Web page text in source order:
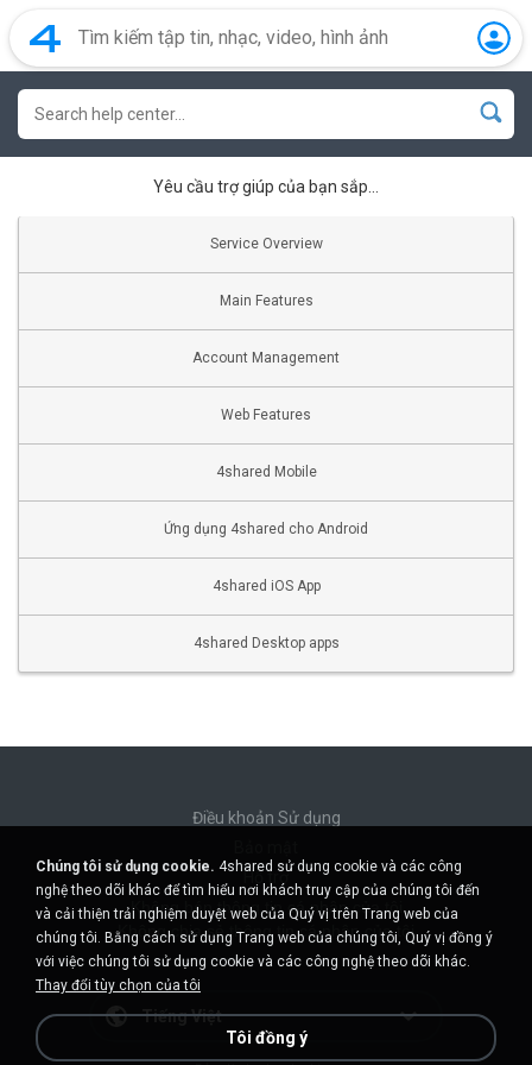
Yêu cầu trợ giúp của bạn sắp…
Service Overview
Main Features
Account Management
Web Features
4shared Mobile
Ứng dụng 4shared cho Android
4shared iOS App
4shared Desktop apps
Điều khoản Sử dụng
Hỗ trợ
Không bán thông tin cá nhân của tôi
Không chia sẻ thông tin cá nhân của tôi
Tiếng Việt
Chúng tôi sử dụng cookie. 4shared sử dụng cookie và các công
nghệ theo dõi khác để tìm hiểu nơi khách truy cập của chúng tôi đến
và cải thiện trải nghiệm duyệt web của Quý vị trên Trang web của
chúng tôi. Bằng cách sử dụng Trang web của chúng tôi, Quý vị đồng ý
với việc chúng tôi sử dụng cookie và các công nghệ theo dõi khác.
Thay đổi tùy chọn của tôi
Tôi đồng ý